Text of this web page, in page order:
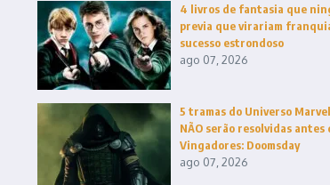
4 livros de fantasia que
previa que virariam
sucesso estrondoso
ago 07, 2026
5 tramas do Universo
NÃO serão resolvidas antes
Vingadores: Doomsday
ago 07, 2026